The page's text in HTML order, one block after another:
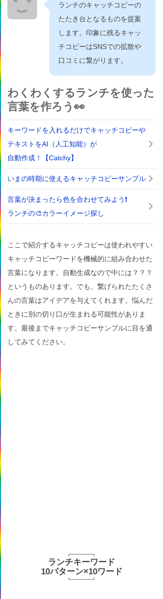
ランチのキャッチコピーの
たたき台となるものを提案
します。印象に残るキャッ
チコピーはSNSでの拡散や
口コミに繋がります。
わくわくするランチを使った
言葉を作ろう👀
キーワードを入れるだけでキャッチコピーや
テキストをAI（人工知能）が
自動作成！【Catchy】
いまの時期に使えるキャッチコピーサンプル
言葉が決まったら色を合わせてみよう❗
ランチの🎨カラーイメージ探し
ここで紹介するキャッチコピーは使われやすい
キャッチコピーワードを機械的に組み合わせた
言葉になります。自動生成なので中には？？？
というものあります。でも、繋げられたたくさ
んの言葉はアイデアを与えてくれます。悩んだ
ときに別の切り口が生まれる可能性がありま
す。最後までキャッチコピーサンプルに目を通
してみてください。
ランチキーワード
10パターン×10ワード